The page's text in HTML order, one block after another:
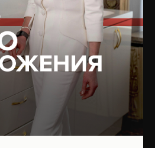
БАДы
Магазин
Цены
Отзывы
Специалисты
О клинике
Оборудование